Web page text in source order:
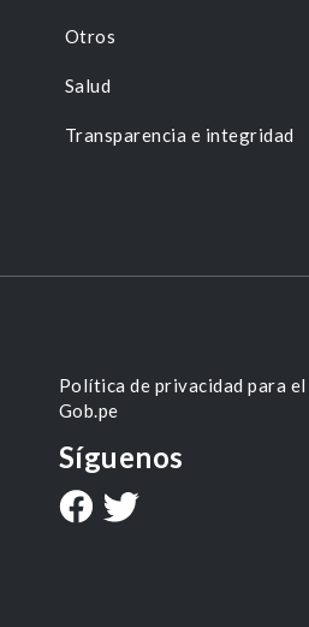
Otros
Salud
Transparencia e integridad
Política de privacidad para el
Gob.pe
Síguenos